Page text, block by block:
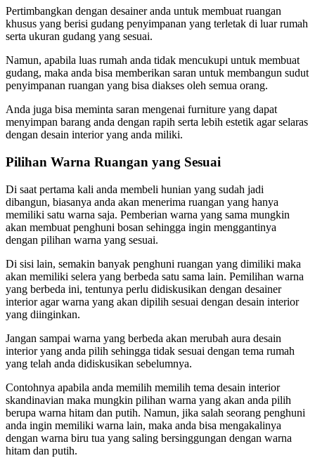
Pertimbangkan dengan desainer anda untuk membuat ruangan
khusus yang berisi gudang penyimpanan yang terletak di luar rumah
serta ukuran gudang yang sesuai.
Namun, apabila luas rumah anda tidak mencukupi untuk membuat
gudang, maka anda bisa memberikan saran untuk membangun sudut
penyimpanan ruangan yang bisa diakses oleh semua orang.
Anda juga bisa meminta saran mengenai furniture yang dapat
menyimpan barang anda dengan rapih serta lebih estetik agar selaras
dengan desain interior yang anda miliki.
Pilihan Warna Ruangan yang Sesuai
Di saat pertama kali anda membeli hunian yang sudah jadi
dibangun, biasanya anda akan menerima ruangan yang hanya
memiliki satu warna saja. Pemberian warna yang sama mungkin
akan membuat penghuni bosan sehingga ingin menggantinya
dengan pilihan warna yang sesuai.
Di sisi lain, semakin banyak penghuni ruangan yang dimiliki maka
akan memiliki selera yang berbeda satu sama lain. Pemilihan warna
yang berbeda ini, tentunya perlu didiskusikan dengan desainer
interior agar warna yang akan dipilih sesuai dengan desain interior
yang diinginkan.
Jangan sampai warna yang berbeda akan merubah aura desain
interior yang anda pilih sehingga tidak sesuai dengan tema rumah
yang telah anda didiskusikan sebelumnya.
Contohnya apabila anda memilih memilih tema desain interior
skandinavian maka mungkin pilihan warna yang akan anda pilih
berupa warna hitam dan putih. Namun, jika salah seorang penghuni
anda ingin memiliki warna lain, maka anda bisa mengakalinya
dengan warna biru tua yang saling bersinggungan dengan warna
hitam dan putih.